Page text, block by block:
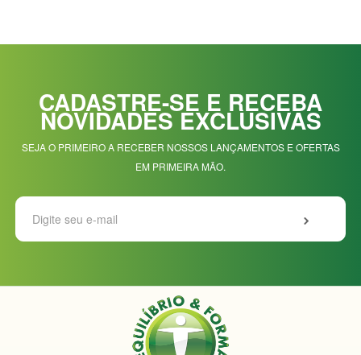
CADASTRE-SE E RECEBA
NOVIDADES EXCLUSIVAS
SEJA O PRIMEIRO A RECEBER NOSSOS LANÇAMENTOS E OFERTAS
EM PRIMEIRA MÃO.